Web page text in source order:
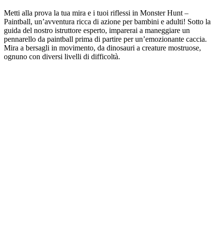
Metti alla prova la tua mira e i tuoi riflessi in Monster Hunt –
Paintball, un’avventura ricca di azione per bambini e adulti! Sotto la
guida del nostro istruttore esperto, imparerai a maneggiare un
pennarello da paintball prima di partire per un’emozionante caccia.
Mira a bersagli in movimento, da dinosauri a creature mostruose,
ognuno con diversi livelli di difficoltà.